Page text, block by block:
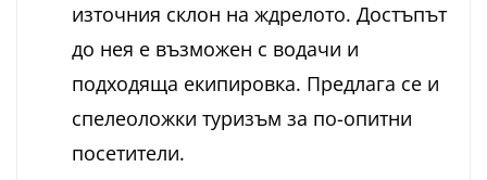
източния склон на ждрелото. Достъпът
до нея е възможен с водачи и
подходяща екипировка. Предлага се и
спелеоложки туризъм за по-опитни
посетители.